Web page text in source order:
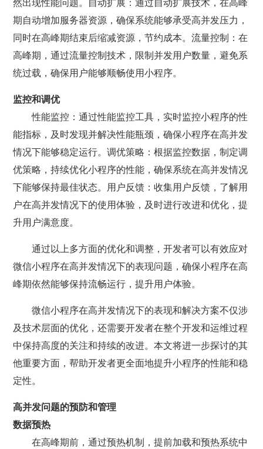
然出现性能问题。自动扩展：通过自动扩展技术，在高峰
期自动增加服务器资源，确保系统能够承受高并发压力，
同时在高峰期结束后缩减资源，节约成本。流量控制：在
高峰期，通过流量控制技术，限制并发用户数量，避免系
统过载，确保用户能够顺畅使用小程序。
监控和调优
性能监控：通过性能监控工具，实时监控小程序的性
能指标，及时发现并解决性能瓶颈，确保小程序在高并发
情况下能够稳定运行。调优策略：根据监控数据，制定调
优策略，持续优化小程序的性能，确保系统在高并发情况
下能够保持最佳状态。用户反馈：收集用户反馈，了解用
户在高并发情况下的使用体验，及时进行改进和优化，提
升用户满意度。
通过以上多方面的优化和调整，开发者可以有效应对
微信小程序在高并发情况下的表现问题，确保小程序在高
峰期依然能够保持流畅运行，提升用户体验。
微信小程序在高并发情况下的表现和解决方案不仅涉
及技术层面的优化，还需要开发者在整个开发和运维过程
中保持高度的关注和持续的改进。本文将进一步探讨的其
他重要方面，帮助开发者更全面地提升小程序的性能和稳
定性。
高并发问题的预防和管理
数据预热
在高峰期前，通过预热机制，提前加载和预热系统中